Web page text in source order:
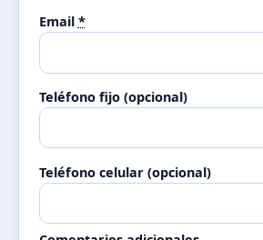
Email *
Teléfono fijo (opcional)
Teléfono celular (opcional)